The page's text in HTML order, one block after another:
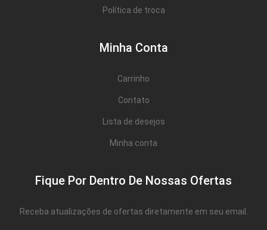
Política de troca
Minha Conta
Carrinho
Contato
Lista de desejos
Minha conta
Fique Por Dentro De Nossas Ofertas
Receba atualizações de ofertas diretamente em seu email.